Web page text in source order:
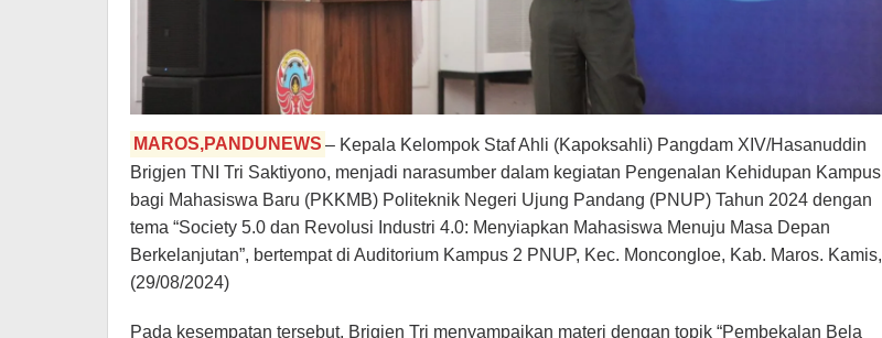
MAROS,PANDUNEWS – Kepala Kelompok Staf Ahli (Kapoksahli) Pangdam XIV/Hasanuddin
Brigjen TNI Tri Saktiyono, menjadi narasumber dalam kegiatan Pengenalan Kehidupan Kampus
bagi Mahasiswa Baru (PKKMB) Politeknik Negeri Ujung Pandang (PNUP) Tahun 2024 dengan
tema “Society 5.0 dan Revolusi Industri 4.0: Menyiapkan Mahasiswa Menuju Masa Depan
Berkelanjutan”, bertempat di Auditorium Kampus 2 PNUP, Kec. Moncongloe, Kab. Maros. Kamis,
(29/08/2024)
Pada kesempatan tersebut, Brigjen Tri menyampaikan materi dengan topik “Pembekalan Bela